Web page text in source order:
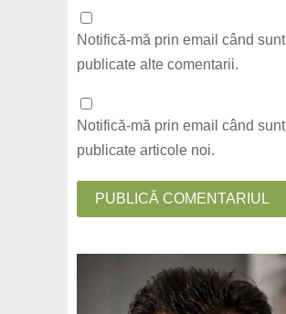
Notifică-mă prin email când sunt
publicate alte comentarii.
Notifică-mă prin email când sunt
publicate articole noi.